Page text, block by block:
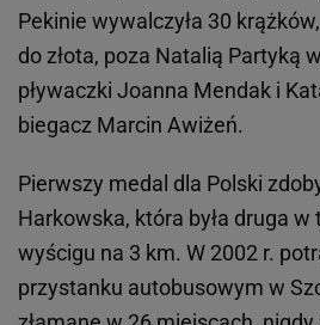
Pekinie wywalczyła 30
do złota, poza Natalią Partyką
pływaczki Joanna Mendak i
biegacz Marcin Awiżeń.
Pierwszy medal dla Polski
Harkowska, która była druga
wyścigu na 3 km. W 2002 r.
przystanku autobusowym w